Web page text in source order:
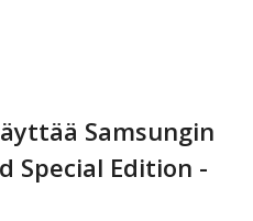
Samsungin
Special Edition -